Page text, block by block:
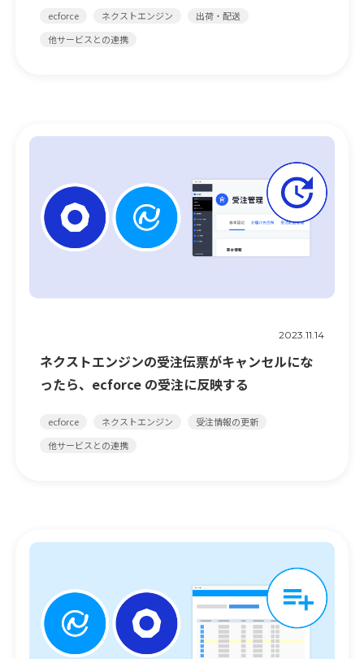
ecforce ネクストエンジン
出荷・配送
他サービスとの連携
2023.11.14
ネクストエンジンの受注伝票がキャンセルにな
ったら、ecforce の受注に反映する
ecforce ネクストエンジン
受注情報の更新
他サービスとの連携